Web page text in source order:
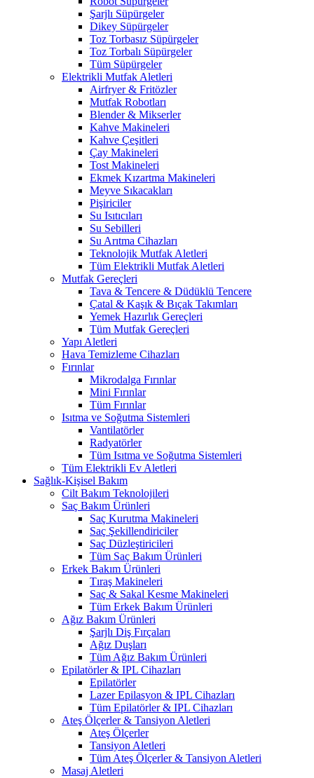
Şarjlı Süpürgeler
Dikey Süpürgeler
Toz Torbasız Süpürgeler
Toz Torbalı Süpürgeler
Tüm Süpürgeler
Elektrikli Mutfak Aletleri
Airfryer & Fritözler
Mutfak Robotları
Blender & Mikserler
Kahve Makineleri
Kahve Çeşitleri
Çay Makineleri
Tost Makineleri
Ekmek Kızartma Makineleri
Meyve Sıkacakları
Pişiriciler
Su Isıtıcıları
Su Sebilleri
Su Arıtma Cihazları
Teknolojik Mutfak Aletleri
Tüm Elektrikli Mutfak Aletleri
Mutfak Gereçleri
Tava & Tencere & Düdüklü Tencere
Çatal & Kaşık & Bıçak Takımları
Yemek Hazırlık Gereçleri
Tüm Mutfak Gereçleri
Yapı Aletleri
Hava Temizleme Cihazları
Fırınlar
Mikrodalga Fırınlar
Mini Fırınlar
Tüm Fırınlar
Isıtma ve Soğutma Sistemleri
Vantilatörler
Radyatörler
Tüm Isıtma ve Soğutma Sistemleri
Tüm Elektrikli Ev Aletleri
Sağlık-Kişisel Bakım
Cilt Bakım Teknolojileri
Saç Bakım Ürünleri
Saç Kurutma Makineleri
Saç Şekillendiriciler
Saç Düzleştiricileri
Tüm Saç Bakım Ürünleri
Erkek Bakım Ürünleri
Tıraş Makineleri
Saç & Sakal Kesme Makineleri
Tüm Erkek Bakım Ürünleri
Ağız Bakım Ürünleri
Şarjlı Diş Fırçaları
Ağız Duşları
Tüm Ağız Bakım Ürünleri
Epilatörler & IPL Cihazları
Epilatörler
Lazer Epilasyon & IPL Cihazları
Tüm Epilatörler & IPL Cihazları
Ateş Ölçerler & Tansiyon Aletleri
Ateş Ölçerler
Tansiyon Aletleri
Tüm Ateş Ölçerler & Tansiyon Aletleri
Masaj Aletleri